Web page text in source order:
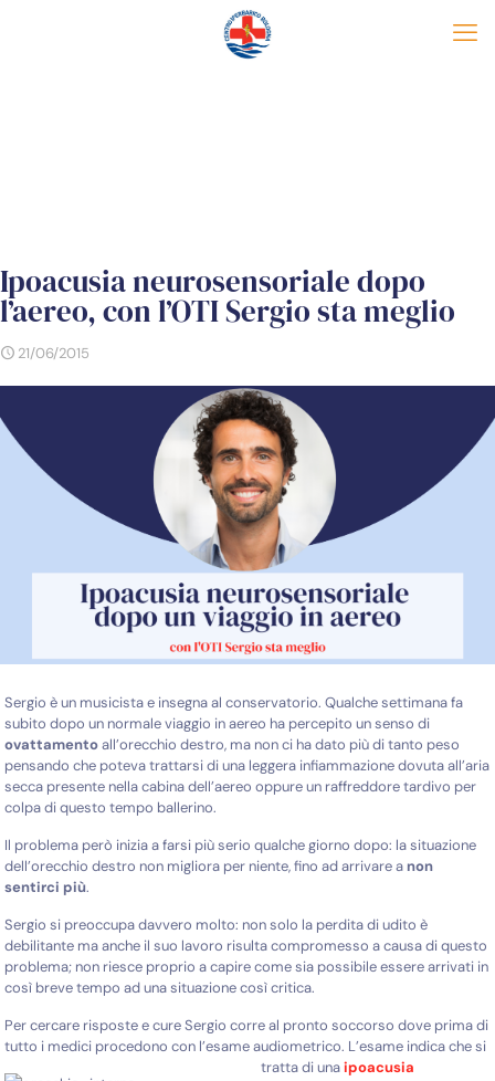
Ipoacusia neurosensoriale dopo
l’aereo, con l’OTI Sergio sta meglio
21/06/2015
Sergio è un musicista e insegna al conservatorio. Qualche settimana fa
subito dopo un normale viaggio in aereo ha percepito un senso di
ovattamentoall’orecchio destro, ma non ci ha dato più di tanto peso
pensando che poteva trattarsi di una leggera infiammazione dovuta all’aria
secca presente nella cabina dell’aereo oppure un raffreddore tardivo per
colpa di questo tempo ballerino.
Il problema però inizia a farsi più serio qualche giorno dopo: la situazione
dell’orecchio destro non migliora per niente, fino ad arrivare a non
sentirci più.
Sergio si preoccupa davvero molto: non solo la perdita di udito è
debilitante ma anche il suo lavoro risulta compromesso a causa di questo
problema; non riesce proprio a capire come sia possibile essere arrivati in
così breve tempo ad una situazione così critica.
Per cercare risposte e cure Sergio corre al pronto soccorso dove prima di
tutto i medici procedono con l’esame audiometrico. L’esame indica che si
tratta di unaipoacusia